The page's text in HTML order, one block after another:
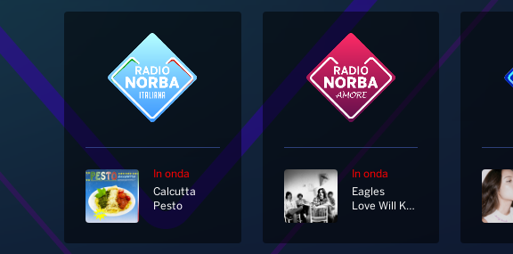
In onda
Calcutta
Pesto
In onda
Eagles
Love Will Keep Us Alive